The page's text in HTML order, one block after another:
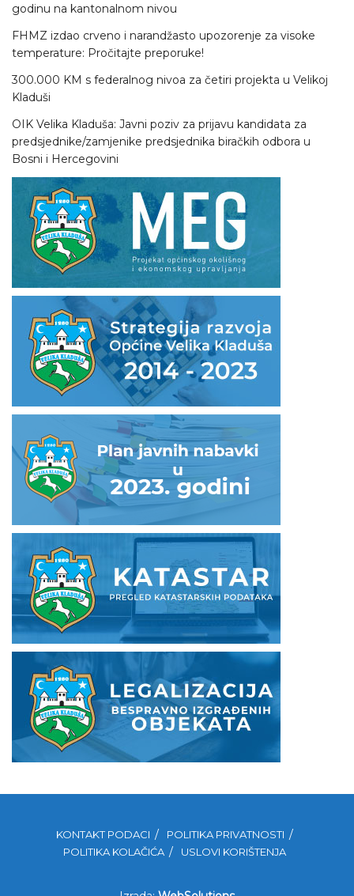
godinu na kantonalnom nivou
FHMZ izdao crveno i narandžasto upozorenje za visoke
temperature: Pročitajte preporuke!
300.000 KM s federalnog nivoa za četiri projekta u Velikoj
Kladuši
OIK Velika Kladuša: Javni poziv za prijavu kandidata za
predsjednike/zamjenike predsjednika biračkih odbora u
Bosni i Hercegovini
KONTAKT PODACI
POLITIKA PRIVATNOSTI
POLITIKA KOLAČIĆA
USLOVI KORIŠTENJA